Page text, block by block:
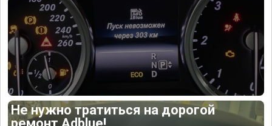
Не нужно тратиться на дорогой